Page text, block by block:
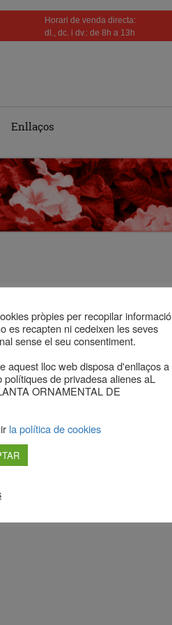
Horari de venda directa:
dl., dc. i dv.: de 8h a 13h
Enllaços
renovem la nostra proposta
consum de flor i planta.
oferim als nostres clients
a què puguin posar als
recordant així a la
amb un bon ram de flors o
seus éssers més estimats.
unes anemones, unes roses,
pròpies per recopilar informació
es recapten ni cedeixen les seves
sense el seu consentiment.
aquest lloc web disposa d'enllaços a
polítiques de privadesa alienes aL
ORNAMENTAL DE
la política de cookies